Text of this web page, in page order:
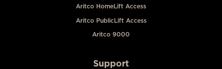
Aritco HomeLift Access
Aritco PublicLift Access
Aritco 9000
Support